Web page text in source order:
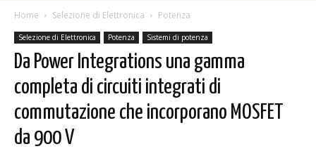
Home Selezione di Elettronica Potenza
Selezione di Elettronica Potenza Sistemi di potenza
Da Power Integrations una gamma
completa di circuiti integrati di
commutazione che incorporano MOSFET
da 900 V